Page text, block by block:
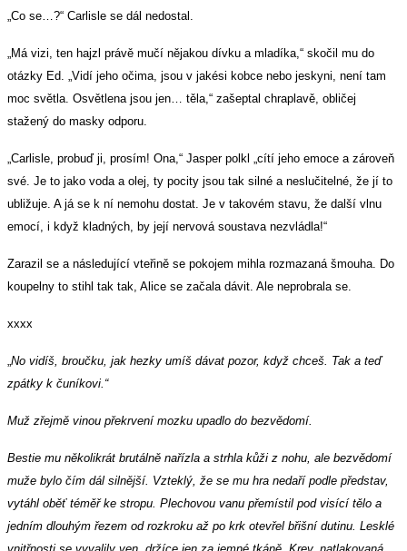
„Co se…?“ Carlisle se dál nedostal.
„Má vizi, ten hajzl právě mučí nějakou dívku a mladíka,“ skočil mu do
otázky Ed. „Vidí jeho očima, jsou v jakési kobce nebo jeskyni, není tam
moc světla. Osvětlena jsou jen… těla,“ zašeptal chraplavě, obličej
stažený do masky odporu.
„Carlisle, probuď ji, prosím! Ona,“ Jasper polkl „cítí jeho emoce a zároveň
své. Je to jako voda a olej, ty pocity jsou tak silné a neslučitelné, že jí to
ubližuje. A já se k ní nemohu dostat. Je v takovém stavu, že další vlnu
emocí, i když kladných, by její nervová soustava nezvládla!“
Zarazil se a následující vteřině se pokojem mihla rozmazaná šmouha. Do
koupelny to stihl tak tak, Alice se začala dávit. Ale neprobrala se.
xxxx
No vidíš, broučku, jak hezky umíš dávat pozor, když chceš. Tak a teď
zpátky k čuníkovi.“
Muž zřejmě vinou překrvení mozku upadlo do bezvědomí.
Bestie mu několikrát brutálně nařízla a strhla kůži z nohu, ale bezvědomí
muže bylo čím dál silnější. Vzteklý, že se mu hra nedaří podle představ,
vytáhl oběť téměř ke stropu. Plechovou vanu přemístil pod visící tělo a
jedním dlouhým řezem od rozkroku až po krk otevřel břišní dutinu. Lesklé